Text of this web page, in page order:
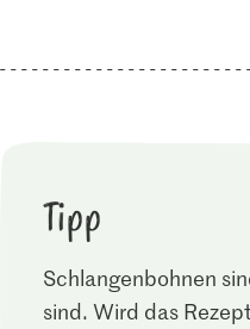
Tipp
Schlangenbohnen
sind. Wird das